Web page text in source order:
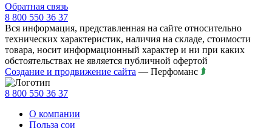
Обратная связь
8 800 550 36 37
Вся информация, представленная на сайте относительно
технических характеристик, наличия на складе, стоимости
товара, носит информационный характер и ни при каких
обстоятельствах не является публичной офертой
Создание и продвижение сайта — Перфоманс
8 800 550 36 37
О компании
Польза сои